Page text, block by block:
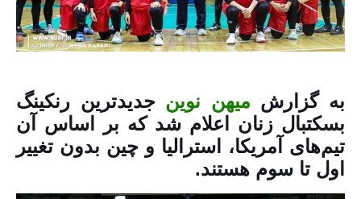
به گزارش میهن نوین جدیدترین رنکینگ
بسکتبال زنان اعلام شد که بر اساس آن
تیم‌های آمریکا، استرالیا و چین بدون تغییر
اول تا سوم هستند.